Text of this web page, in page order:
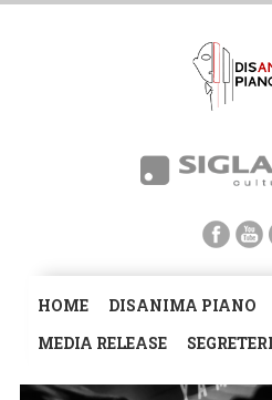
HOME DISANIMA PIANO
MEDIA RELEASE